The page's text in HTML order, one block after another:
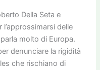
Della Seta e
delle
molto di Europa.
denunciare la rigidità
che rischiano di